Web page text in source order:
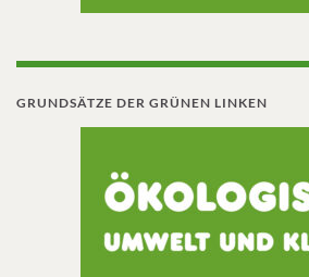
GRUNDSÄTZE DER GRÜNEN LINKEN